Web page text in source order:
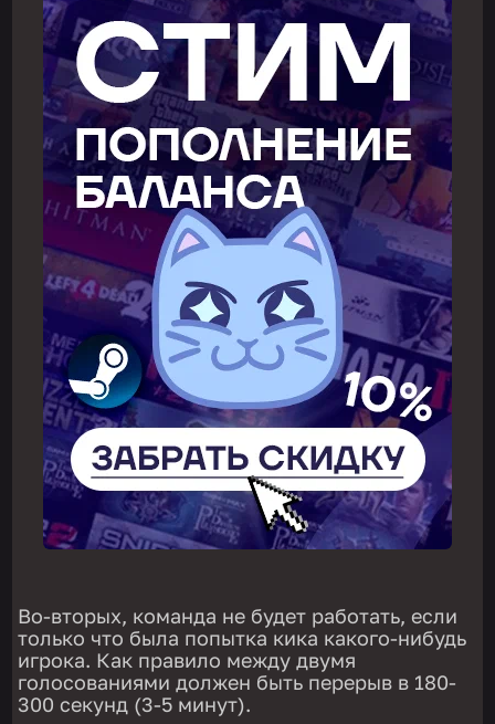
Во-вторых, команда не будет работать, если
только что была попытка кика какого-нибудь
игрока. Как правило между двумя
голосованиями должен быть перерыв в 180-
300 секунд (3-5 минут).